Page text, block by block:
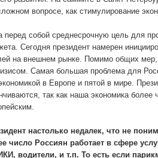
вопросе, как стимулирование
перед собой среднесрочную цель для
Сегодня президент намерен
на внешнем рынке. Помимо общих
Самая большая проблема для
в Европе и пятой в мире.
так как наша экономика более
настолько недалек, что не
число Россиян работает в сфере
водители, и т.п. То есть если